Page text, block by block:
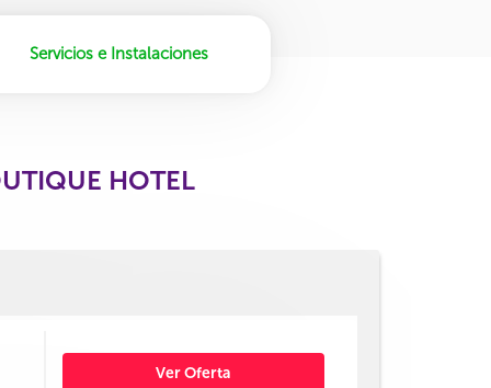
Servicios e Instalaciones
HOTEL
Ver Oferta